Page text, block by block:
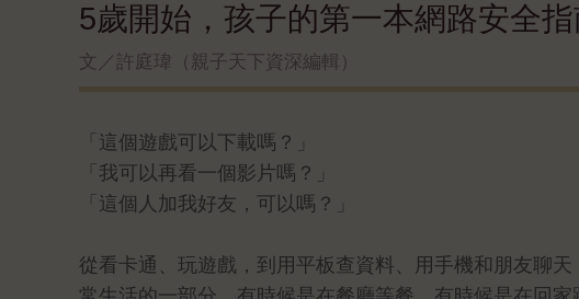
5歲開始，孩子的第一本網路安全
文／許庭瑋（親子天下資深編輯）
「這個遊戲可以下載嗎？」
「我可以再看一個影片嗎？」
「這個人加我好友，可以嗎？」
從看卡通、玩遊戲，到用平板查資料、用手機和朋友聊天